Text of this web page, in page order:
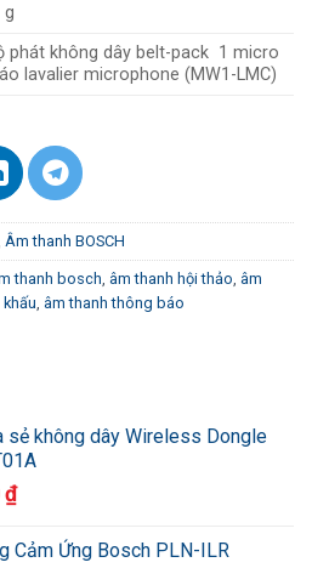
g
phát không dây belt-pack 1 micro
lavalier microphone (MW1-LMC)
Âm thanh BOSCH
thanh bosch âm thanh hội thảo âm
âm thanh thông báo
sẻ không dây Wireless Dongle
₫
Cảm Ứng Bosch PLN-ILR